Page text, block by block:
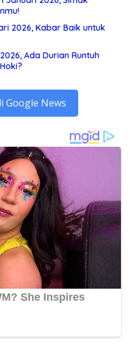
2026, Kabar Baik untuk
Ada Durian Runtuh
Google News